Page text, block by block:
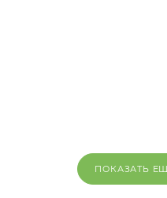
ПОКАЗАТЬ